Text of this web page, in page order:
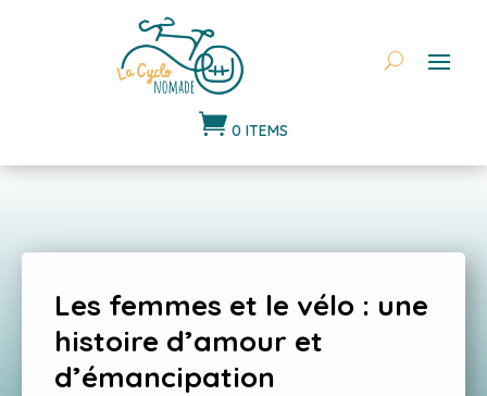
 0 ITEMS
Les femmes et le vélo : une
histoire d’amour et
d’émancipation